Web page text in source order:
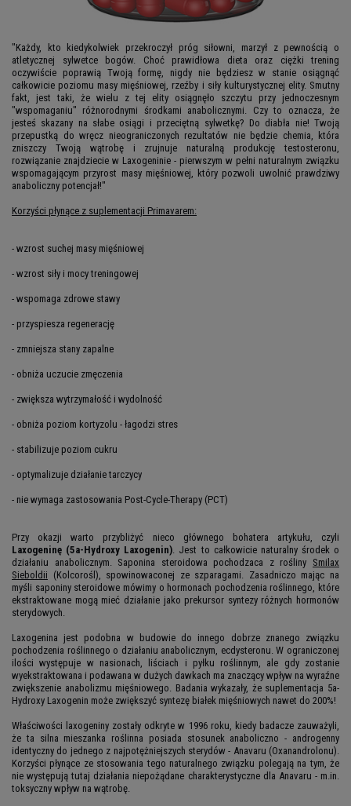
"Każdy, kto kiedykolwiek przekroczył próg siłowni, marzył z pewnością o
atletycznej sylwetce bogów. Choć prawidłowa dieta oraz ciężki trening
oczywiście poprawią Twoją formę, nigdy nie będziesz w stanie osiągnąć
całkowicie poziomu masy mięśniowej, rzeźby i siły kulturystycznej elity. Smutny
fakt, jest taki, że wielu z tej elity osiągnęło szczytu przy jednoczesnym
"wspomaganiu" różnorodnymi środkami anabolicznymi. Czy to oznacza, że
jesteś skazany na słabe osiągi i przeciętną sylwetkę? Do diabła nie! Twoją
przepustką do wręcz nieograniczonych rezultatów nie będzie chemia, która
zniszczy Twoją wątrobę i zrujnuje naturalną produkcję testosteronu,
rozwiązanie znajdziecie w Laxogeninie - pierwszym w pełni naturalnym związku
wspomagającym przyrost masy mięśniowej, który pozwoli uwolnić prawdziwy
anaboliczny potencjał!"
Korzyści płynące z suplementacji Primavarem:
- wzrost suchej masy mięśniowej
- wzrost siły i mocy treningowej
- wspomaga zdrowe stawy
- przyspiesza regenerację
- zmniejsza stany zapalne
- obniża uczucie zmęczenia
- zwiększa wytrzymałość i wydolność
- obniża poziom kortyzolu - łagodzi stres
- stabilizuje poziom cukru
- optymalizuje działanie tarczycy
- nie wymaga zastosowania Post-Cycle-Therapy (PCT)
Przy okazji warto przybliżyć nieco głównego bohatera artykułu, czyli
Laxogeninę (5a-Hydroxy Laxogenin) . Jest to całkowicie naturalny środek o
działaniu anabolicznym. Saponina steroidowa pochodzaca z rośliny Smilax
Sieboldii (Kolcorośl), spowinowaconej ze szparagami. Zasadniczo mając na
myśli saponiny steroidowe mówimy o hormonach pochodzenia roślinnego, które
ekstraktowane mogą mieć działanie jako prekursor syntezy różnych hormonów
sterydowych.
Laxogenina jest podobna w budowie do innego dobrze znanego związku
pochodzenia roślinnego o działaniu anabolicznym, ecdysteronu. W ograniczonej
ilości występuje w nasionach, liściach i pyłku roślinnym, ale gdy zostanie
wyekstraktowana i podawana w dużych dawkach ma znaczący wpływ na wyraźne
zwiększenie anabolizmu mięśniowego. Badania wykazały, że suplementacja 5a-
Hydroxy Laxogenin może zwiększyć syntezę białek mięśniowych nawet do 200%!
Właściwości laxogeniny zostały odkryte w 1996 roku, kiedy badacze zauważyli,
że ta silna mieszanka roślinna posiada stosunek anaboliczno - androgenny
identyczny do jednego z najpotężniejszych sterydów - Anavaru (Oxanandrolonu).
Korzyści płynące ze stosowania tego naturalnego związku polegają na tym, że
nie występują tutaj działania niepożądane charakterystyczne dla Anavaru - m.in.
toksyczny wpływ na wątrobę.